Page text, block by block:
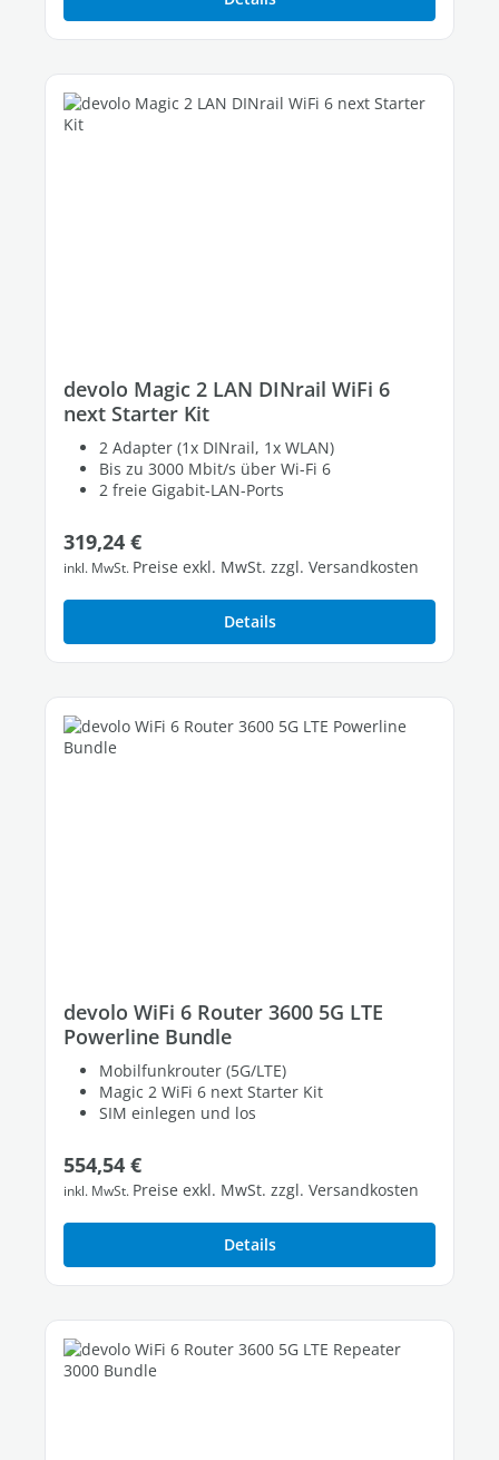
devolo Magic 2 LAN DINrail WiFi 6
next Starter Kit
2 Adapter (1x DINrail, 1x WLAN)
Bis zu 3000 Mbit/s über Wi-Fi 6
2 freie Gigabit-LAN-Ports
Regulärer Preis:
319,24 €
inkl. MwSt. Preise exkl. MwSt. zzgl. Versandkosten
Details
devolo WiFi 6 Router 3600 5G LTE
Powerline Bundle
Mobilfunkrouter (5G/LTE)
Magic 2 WiFi 6 next Starter Kit
SIM einlegen und los
Regulärer Preis:
554,54 €
inkl. MwSt. Preise exkl. MwSt. zzgl. Versandkosten
Details